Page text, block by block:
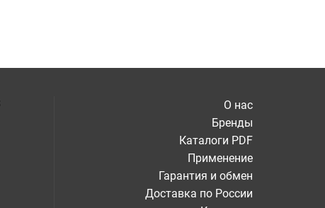
О нас
Бренды
Каталоги PDF
Применение
Гарантия и обмен
Доставка по России